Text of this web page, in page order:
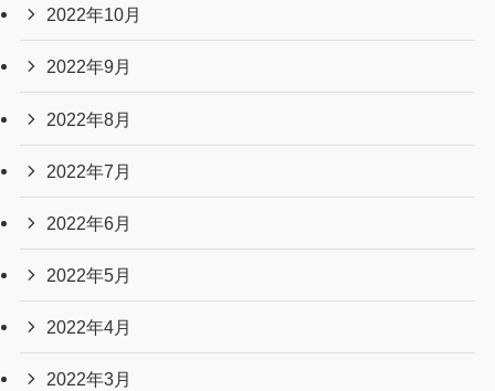
2022年10月
2022年9月
2022年8月
2022年7月
2022年6月
2022年5月
2022年4月
2022年3月